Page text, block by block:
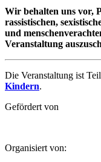
Wir behalten uns vor,
rassistischen,
und
Veranstaltung
Die Veranstaltung ist
Kindern.
Gefördert von
Organisiert von: